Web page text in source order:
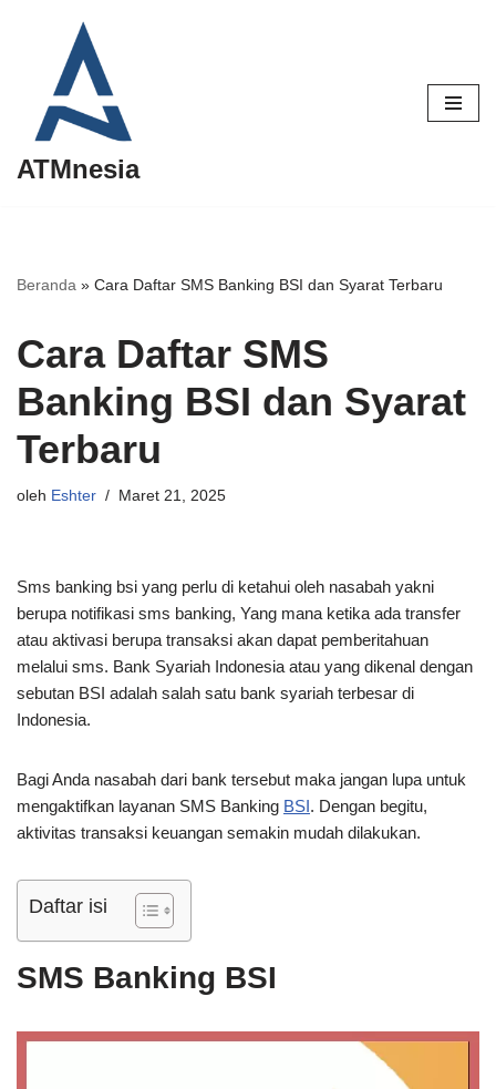
Lompat
konten
ATMnesia
Beranda » Cara Daftar SMS Banking BSI dan Syarat Terbaru
Cara Daftar SMS
Banking BSI dan Syarat
Terbaru
oleh Eshter Maret 21, 2025
Sms banking bsi yang perlu di ketahui oleh nasabah yakni
berupa notifikasi sms banking, Yang mana ketika ada transfer
atau aktivasi berupa transaksi akan dapat pemberitahuan
melalui sms. Bank Syariah Indonesia atau yang dikenal dengan
sebutan BSI adalah salah satu bank syariah terbesar di
Indonesia.
Bagi Anda nasabah dari bank tersebut maka jangan lupa untuk
mengaktifkan layanan SMS Banking BSI. Dengan begitu,
aktivitas transaksi keuangan semakin mudah dilakukan.
Daftar isi
SMS Banking BSI